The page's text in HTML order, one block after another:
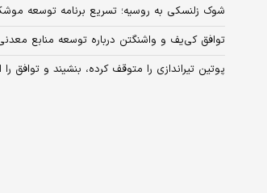
شوک زلنسکی به روسیه؛ تسریع برنامه توسعه
توافق کی‌یف و واشنگتن درباره توسعه منابع
پوتین تیراندازی را متوقف کرده، بنشیند و توافق